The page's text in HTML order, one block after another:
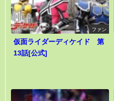
ファン
仮面ライダーディケイド 第
13話[公式]